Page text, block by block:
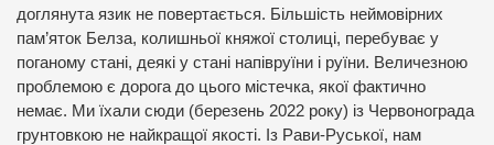
доглянута язик не повертається. Більшість неймовірних
пам’яток Белза, колишньої княжої столиці, перебуває у
поганому стані, деякі у стані напівруїни і руїни. Величезною
проблемою є дорога до цього містечка, якої фактично
немає. Ми їхали сюди (березень 2022 року) із Червонограда
грунтовкою не найкращої якості. Із Рави-Руської, нам